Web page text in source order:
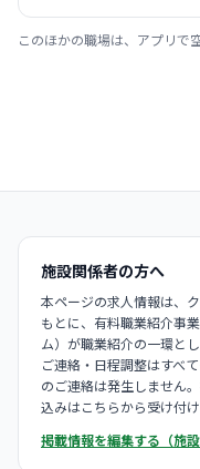
このほかの職場は、アプリで
施設関係者の方へ
本ページの求人情報は、
もとに、有料職業紹介事
ム）が職業紹介の一環と
ご連絡・日程調整はすべ
のご連絡は発生しません
込みはこちらから受け付け
掲載情報を編集する（施設